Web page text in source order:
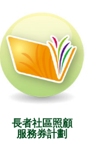
長者社區照顧
服務券計劃